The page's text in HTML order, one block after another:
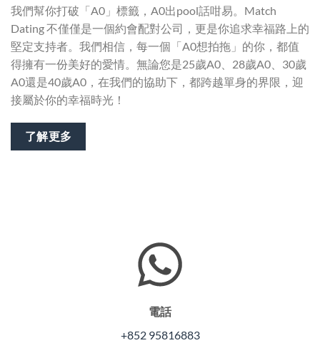
我們幫你打破「A0」標籤，A0出pool話咁易。Match
Dating 不僅僅是一個約會配對公司，更是你追求幸福路上的
堅定支持者。我們相信，每一個「A0想拍拖」的你，都值
得擁有一份美好的愛情。無論您是25歲A0、28歲A0、30歲
A0還是40歲A0，在我們的協助下，都跨越單身的界限，迎
接屬於你的幸福時光！
了解更多
電話
+852 95816883